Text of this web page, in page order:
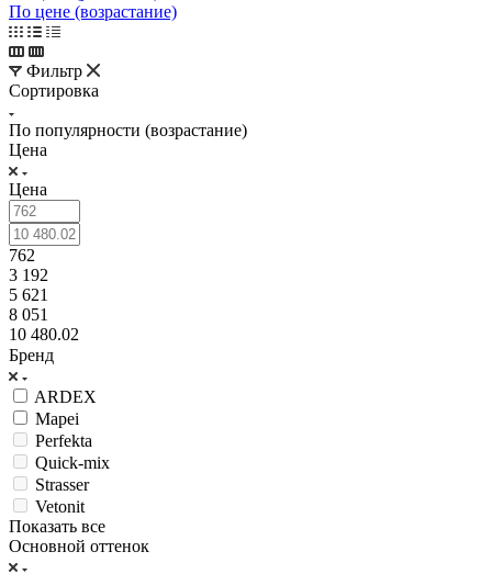
По цене (возрастание)
Фильтр
Сортировка
По популярности (возрастание)
Цена
Цена
762
3 192
5 621
8 051
10 480.02
Бренд
ARDEX
Mapei
Perfekta
Quick-mix
Strasser
Vetonit
Показать все
Основной оттенок